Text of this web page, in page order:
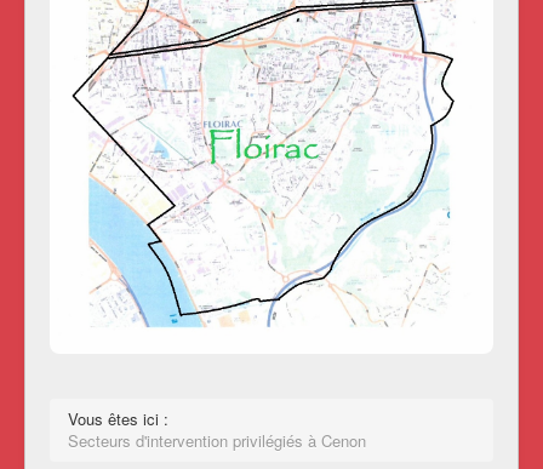
Vous êtes ici :
Secteurs d'intervention privilégiés à Cenon